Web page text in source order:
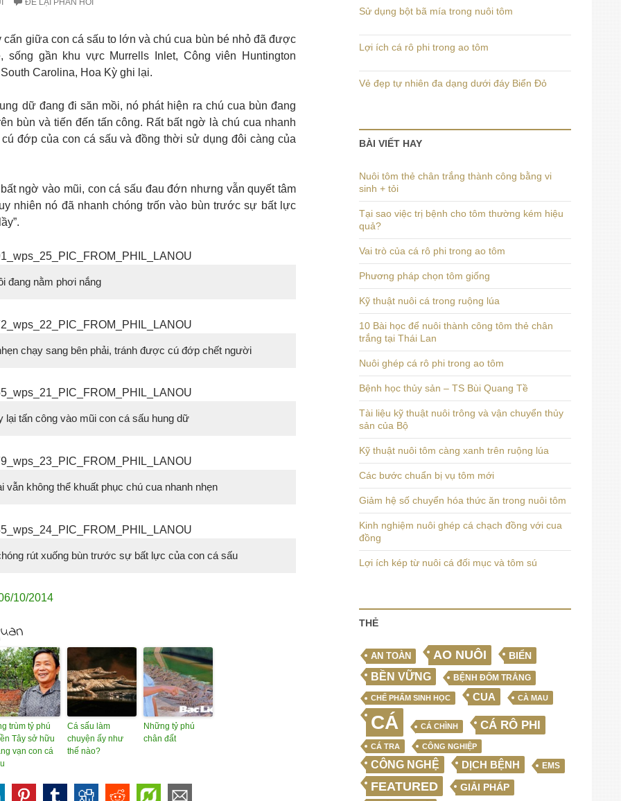
ĐỂ LẠI PHẢN HỒI
cấn giữa con cá sấu to lớn và chú cua bùn bé nhỏ đã được
sống gần khu vực Murrells Inlet, Công viên Huntington
Carolina, Hoa Kỳ ghi lại.
dữ đang đi săn mồi, nó phát hiện ra chú cua bùn đang
bùn và tiến đến tấn công. Rất bất ngờ là chú cua nhanh
đớp của con cá sấu và đồng thời sử dụng đôi càng của
ngờ vào mũi, con cá sấu đau đớn nhưng vẫn quyết tâm
nhiên nó đã nhanh chóng trốn vào bùn trước sự bất lực
đang nằm phơi nắng
chạy sang bên phải, tránh được cú đớp chết người
lại tấn công vào mũi con cá sấu hung dữ
vẫn không thể khuất phục chú cua nhanh nhẹn
rút xuống bùn trước sự bất lực của con cá sấu
10/2014
trùm tỷ phú
Tây sở hữu
vạn con cá
Cá sấu làm
chuyện ấy như
thế nào?
Những tỷ phú
chân đất
Sử dụng bột bã mía trong nuôi tôm
Lợi ích cá rô phi trong ao tôm
Vẻ đẹp tự nhiên đa dạng dưới đáy Biển Đỏ
BÀI VIẾT HAY
Nuôi tôm thẻ chân trắng thành công bằng vi
sinh + tỏi
Tại sao việc trị bệnh cho tôm thường kém hiệu
quả?
Vai trò của cá rô phi trong ao tôm
Phương pháp chọn tôm giống
Kỹ thuật nuôi cá trong ruộng lúa
10 Bài học để nuôi thành công tôm thẻ chân
trắng tại Thái Lan
Nuôi ghép cá rô phi trong ao tôm
Bệnh học thủy sản – TS Bùi Quang Tề
Tài liệu kỹ thuật nuôi trông và vận chuyển thủy
sản của Bộ
Kỹ thuật nuôi tôm càng xanh trên ruộng lúa
Các bước chuẩn bị vụ tôm mới
Giảm hệ số chuyển hóa thức ăn trong nuôi tôm
Kinh nghiệm nuôi ghép cá chạch đồng với cua
đồng
Lợi ích kép từ nuôi cá đối mục và tôm sú
THẺ
AN TOÀN AO NUÔI BIỂN
BỀN VỮNG BỆNH ĐỐM TRẮNG
CHẾ PHẨM SINH HỌC CUA CÀ MAU
CÁ CÁ CHÌNH CÁ RÔ PHI
CÁ TRA CÔNG NGHIỆP
CÔNG NGHỆ DỊCH BỆNH EMS
FEATURED GIẢI PHÁP